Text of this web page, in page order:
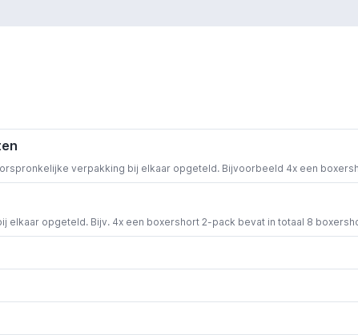
verpakking bij elkaar opgeteld. Bijvoorbeeld 4x een
elkaar opgeteld. Bijv. 4x een boxershort 2-pack bevat in totaal 8